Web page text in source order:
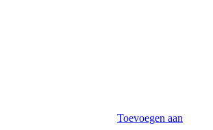
Toevoegen aan